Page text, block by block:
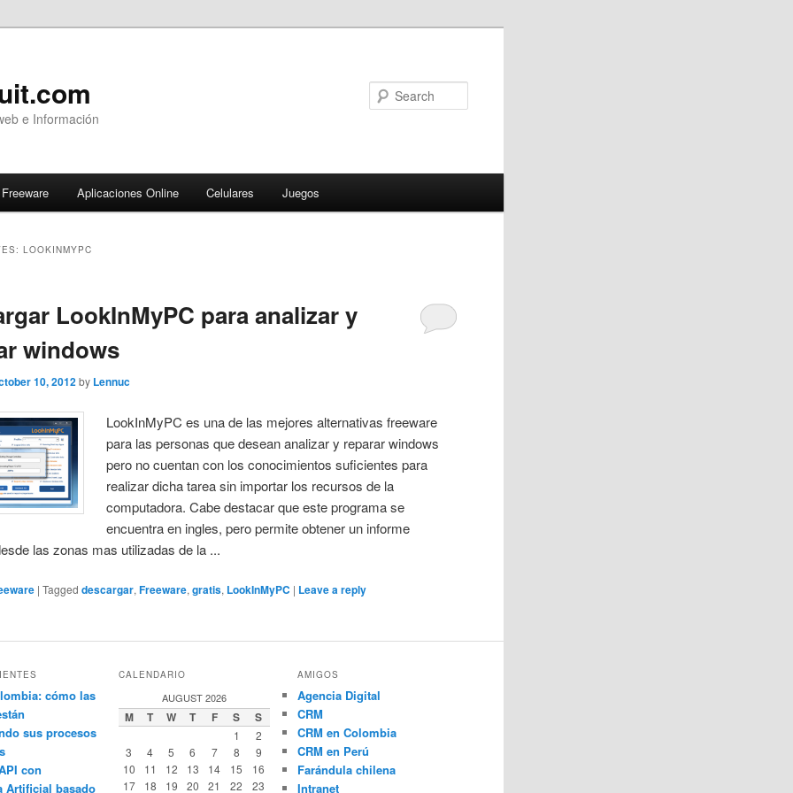
e Información
Freeware Aplicaciones Online Celulares Juegos
LOOKINMYPC
LookInMyPC para analizar y
windows
10, 2012 by Lennuc
LookInMyPC es una de las mejores alternativas freeware
para las personas que desean analizar y reparar windows
pero no cuentan con los conocimientos suficientes para
realizar dicha tarea sin importar los recursos de la
computadora. Cabe destacar que este programa se
encuentra en ingles, pero permite obtener un informe
las zonas mas utilizadas de la ...
|Tagged descargar,Freeware,gratis, LookInMyPC | Leave a reply
cómo las
sus procesos
con
Artificial basado
CALENDARIO
AUGUST 2026
M T W T F S S
1
2
3
4 5 6 7 8
9
10
11 12 13 14 15
16
17
18 19 20 21 22 23
AMIGOS
Agencia Digital
CRM
CRM en Colombia
CRM en Perú
Farándula chilena
Intranet